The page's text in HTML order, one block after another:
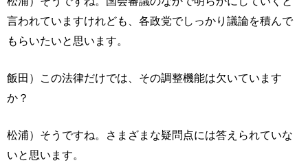
言われていますけれども、各政党でしっかり議論を積んで
もらいたいと思います。
飯田）この法律だけでは、その調整機能は欠いています
か？
松浦）そうですね。さまざまな疑問点には答えられていな
いと思います。